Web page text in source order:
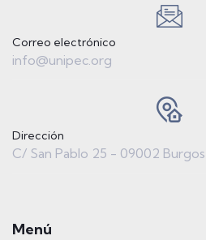
Correo electrónico
info@unipec.org
Dirección
C/ San Pablo 25 - 09002 Burgos
Menú